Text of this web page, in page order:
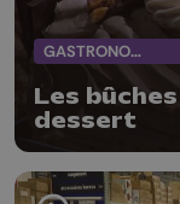
GASTRONOMIE
Les
dessert